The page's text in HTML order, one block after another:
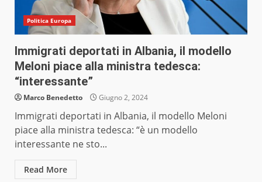
Politica Europa
Immigrati deportati in Albania, il modello
Meloni piace alla ministra tedesca:
“interessante”
Marco Benedetto Giugno 2, 2024
Immigrati deportati in Albania, il modello Meloni
piace alla ministra tedesca: “è un modello
interessante ne sto...
Read More